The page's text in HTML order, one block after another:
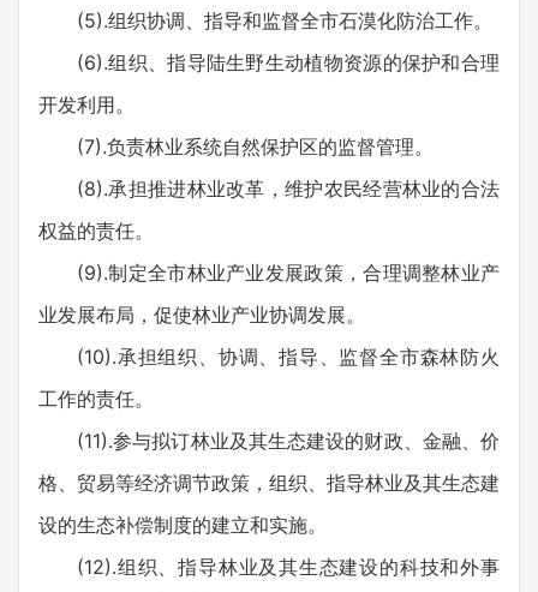
(5).组织协调、指导和监督全市石漠化防治工作。
(6).组织、指导陆生野生动植物资源的保护和合理
开发利用。
(7).负责林业系统自然保护区的监督管理。
(8).承担推进林业改革，维护农民经营林业的合法
权益的责任。
(9).制定全市林业产业发展政策，合理调整林业产
业发展布局，促使林业产业协调发展。
(10).承担组织、协调、指导、监督全市森林防火
工作的责任。
(11).参与拟订林业及其生态建设的财政、金融、价
格、贸易等经济调节政策，组织、指导林业及其生态建
设的生态补偿制度的建立和实施。
(12).组织、指导林业及其生态建设的科技和外事